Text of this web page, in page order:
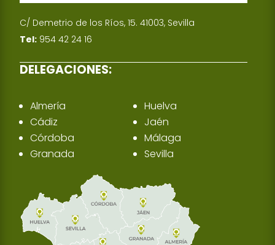
C/ Demetrio de los Ríos, 15. 41003, Sevilla
Tel: 954 42 24 16
DELEGACIONES:
Almería
Cádiz
Córdoba
Granada
Huelva
Jaén
Málaga
Sevilla